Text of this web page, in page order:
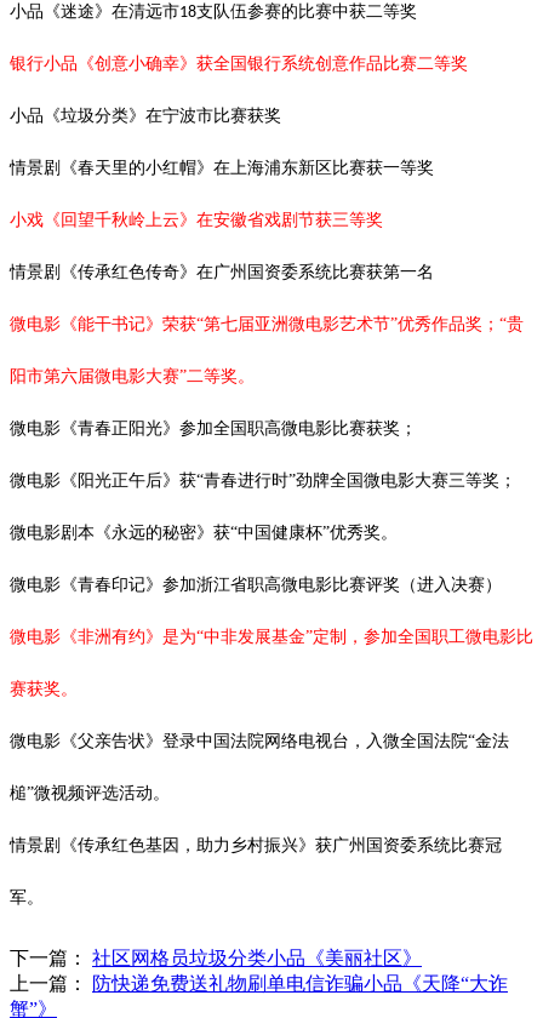
小品《迷途》在清远市18支队伍参赛的比赛中获二等奖
银行小品《创意小确幸》获全国银行系统创意作品比赛二等奖
小品《垃圾分类》在宁波市比赛获奖
情景剧《春天里的小红帽》在上海浦东新区比赛获一等奖
小戏《回望千秋岭上云》在安徽省戏剧节获三等奖
情景剧《传承红色传奇》在广州国资委系统比赛获第一名
微电影《能干书记》荣获“第七届亚洲微电影艺术节”优秀作品奖；“贵
阳市第六届微电影大赛”二等奖。
微电影《青春正阳光》参加全国职高微电影比赛获奖；
微电影《阳光正午后》获“青春进行时”劲牌全国微电影大赛三等奖；
微电影剧本《永远的秘密》获“中国健康杯”优秀奖。
微电影《青春印记》参加浙江省职高微电影比赛评奖（进入决赛）
微电影《非洲有约》是为“中非发展基金”定制，参加全国职工微电影比
赛获奖。
微电影《父亲告状》登录中国法院网络电视台，入微全国法院“金法
槌”微视频评选活动。
情景剧《传承红色基因，助力乡村振兴》获广州国资委系统比赛冠
军。
下一篇：
社区网格员垃圾分类小品《美丽社区》
上一篇：
防快递免费送礼物刷单电信诈骗小品《天降“大诈
蟹”》